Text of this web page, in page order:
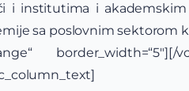
i institutima i
sa poslovnim sektorom
border_width=“5″][/